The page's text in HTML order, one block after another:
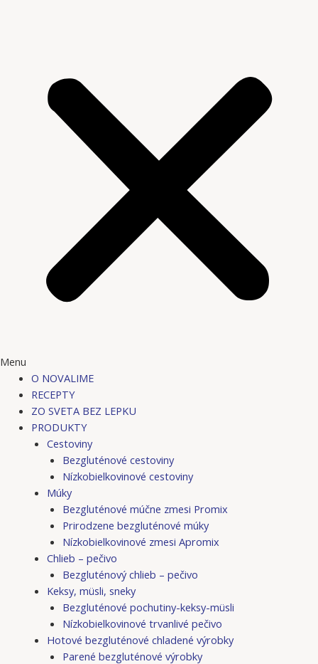
Menu
O NOVALIME
RECEPTY
ZO SVETA BEZ LEPKU
PRODUKTY
Cestoviny
Bezgluténové cestoviny
Nízkobielkovinové cestoviny
Múky
Bezgluténové múčne zmesi Promix
Prirodzene bezgluténové múky
Nízkobielkovinové zmesi Apromix
Chlieb – pečivo
Bezgluténový chlieb – pečivo
Keksy, müsli, sneky
Bezgluténové pochutiny-keksy-müsli
Nízkobielkovinové trvanlivé pečivo
Hotové bezgluténové chladené výrobky
Parené bezgluténové výrobky